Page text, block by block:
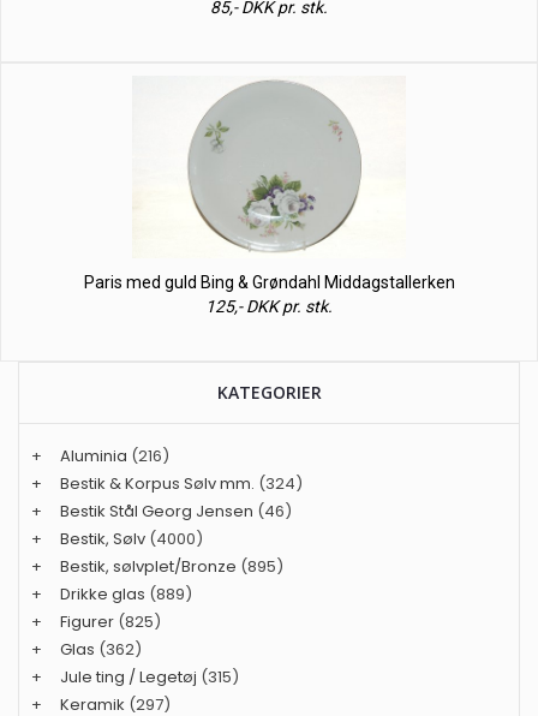
85,- DKK pr. stk.
Paris med guld Bing & Grøndahl Middagstallerken
125,- DKK pr. stk.
KATEGORIER
+ Aluminia (216)
+
Bestik & Korpus Sølv mm. (324)
+
Bestik Stål Georg Jensen (46)
+
Bestik, Sølv (4000)
+
Bestik, sølvplet/Bronze (895)
+
Drikke glas (889)
+
Figurer (825)
+
Glas (362)
+
Jule ting / Legetøj (315)
+
Keramik (297)